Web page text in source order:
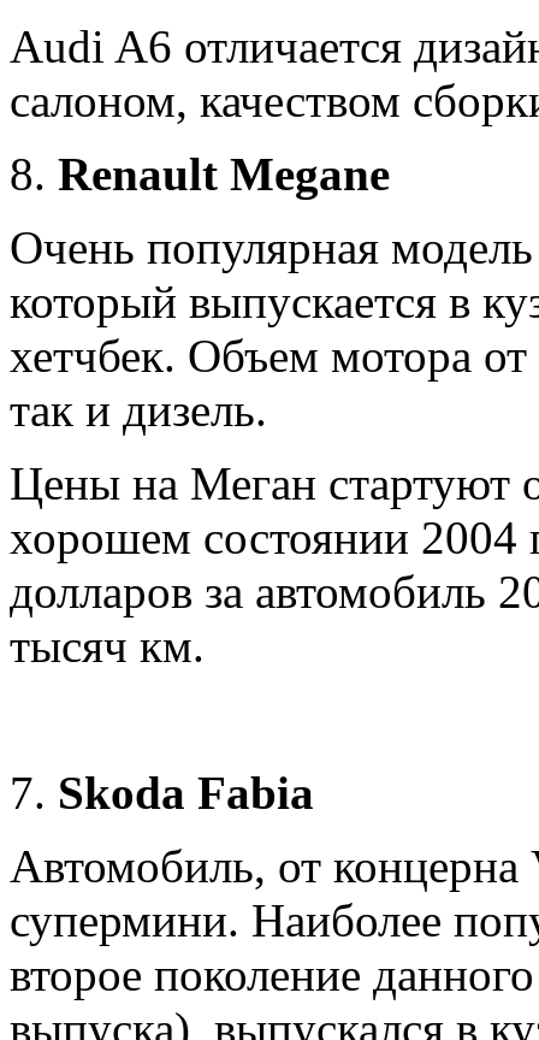
Audi A6 отличается
салоном, качеством
Renault Megane
Очень популярная
который выпускается в
хетчбек. Объем мотора
так и дизель.
Цены на Меган стартуют
хорошем состоянии 2004
долларов за автомобиль
тысяч км.
Skoda Fabia
Автомобиль, от концерна
супермини. Наиболее
второе поколение
выпуска), выпускался в